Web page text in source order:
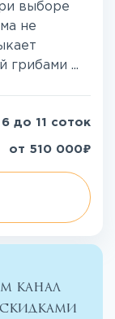
выборе
не
грибами ...
до 11 соток
от 510 000₽
канал